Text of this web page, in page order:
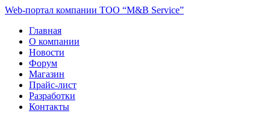
Web-портал компании ТОО “M&B Service”
Главная
О компании
Новости
Форум
Магазин
Прайс-лист
Разработки
Контакты